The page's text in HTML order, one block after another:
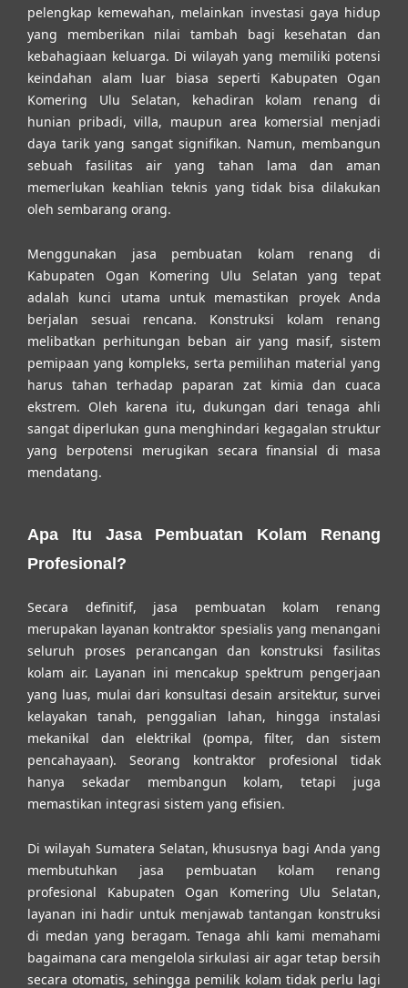
pelengkap kemewahan, melainkan investasi gaya hidup
yang memberikan nilai tambah bagi kesehatan dan
kebahagiaan keluarga. Di wilayah yang memiliki potensi
keindahan alam luar biasa seperti Kabupaten Ogan
Komering Ulu Selatan, kehadiran kolam renang di
hunian pribadi, villa, maupun area komersial menjadi
daya tarik yang sangat signifikan. Namun, membangun
sebuah fasilitas air yang tahan lama dan aman
memerlukan keahlian teknis yang tidak bisa dilakukan
oleh sembarang orang.
Menggunakan jasa pembuatan kolam renang di
Kabupaten Ogan Komering Ulu Selatan yang tepat
adalah kunci utama untuk memastikan proyek Anda
berjalan sesuai rencana. Konstruksi kolam renang
melibatkan perhitungan beban air yang masif, sistem
pemipaan yang kompleks, serta pemilihan material yang
harus tahan terhadap paparan zat kimia dan cuaca
ekstrem. Oleh karena itu, dukungan dari tenaga ahli
sangat diperlukan guna menghindari kegagalan struktur
yang berpotensi merugikan secara finansial di masa
mendatang.
Apa Itu Jasa Pembuatan Kolam Renang
Profesional?
Secara definitif, jasa pembuatan kolam renang
merupakan layanan kontraktor spesialis yang menangani
seluruh proses perancangan dan konstruksi fasilitas
kolam air. Layanan ini mencakup spektrum pengerjaan
yang luas, mulai dari konsultasi desain arsitektur, survei
kelayakan tanah, penggalian lahan, hingga instalasi
mekanikal dan elektrikal (pompa, filter, dan sistem
pencahayaan). Seorang kontraktor profesional tidak
hanya sekadar membangun kolam, tetapi juga
memastikan integrasi sistem yang efisien.
Di wilayah Sumatera Selatan, khususnya bagi Anda yang
membutuhkan jasa pembuatan kolam renang
profesional Kabupaten Ogan Komering Ulu Selatan,
layanan ini hadir untuk menjawab tantangan konstruksi
di medan yang beragam. Tenaga ahli kami memahami
bagaimana cara mengelola sirkulasi air agar tetap bersih
secara otomatis, sehingga pemilik kolam tidak perlu lagi